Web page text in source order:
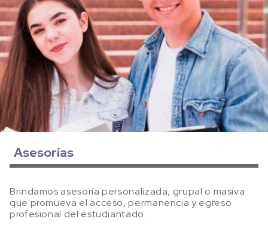
Asesorías
Brindamos asesoría personalizada, grupal o masiva
que promueva el acceso, permanencia y egreso
profesional del estudiantado.